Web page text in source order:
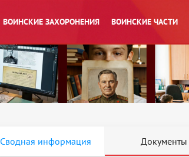
ВОИНСКИЕ ЗАХОРОНЕНИЯ ВОИНСКИЕ ЧАСТИ
Сводная информация Документы